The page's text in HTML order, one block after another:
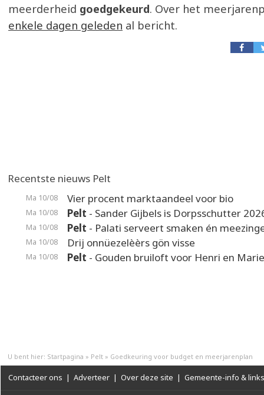
meerderheid goedgekeurd. Over het
enkele dagen geleden al bericht.
Recentste nieuws Pelt
Ma 10/08 Vier procent marktaandeel voor bio
Ma 10/08 Pelt - Sander Gijbels is Dorpsschutter
Ma 10/08 Pelt - Palati serveert smaken én
Ma 10/08 Drij onnüezelèèrs gön visse
Ma 10/08 Pelt - Gouden bruiloft voor Henri en
U bent hier: Startpagina » Pelt » Goedkeuring voor budget en meerjarenplan
Contacteer ons | Adverteer | Over deze site | Gemeente-info & links